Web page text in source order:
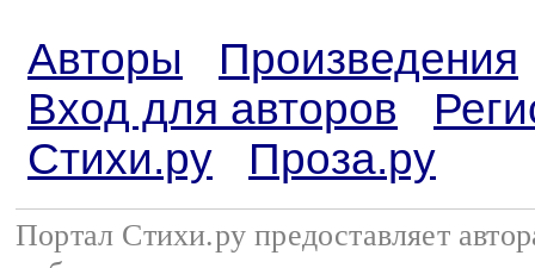
Авторы
Произведения
Вход для авторов
Стихи.ру
Проза.ру
Портал Стихи.ру предоставляет